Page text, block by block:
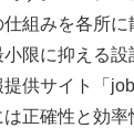
組みを各所に
限に抑える設
供サイト「
は正確性と効